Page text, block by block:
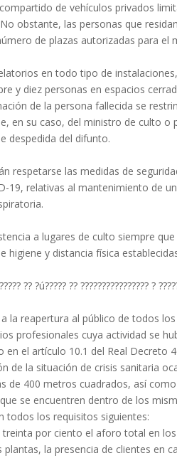
de vehículos privados
obstante, las personas que
de plazas autorizadas para el
en todo tipo de
y diez personas en espacios
de la persona fallecida se
en su caso, del ministro de culto
despedida del difunto.
respetarse las medidas de
19, relativas al mantenimiento de
a lugares de culto siempre
higiene y distancia física
?? ?ú????? ?? ???????????????? ?
la reapertura al público de todos
profesionales cuya actividad se
en el artículo 10.1 del Real Decreto
de la situación de crisis sanitaria
de 400 metros cuadrados, así
se encuentren dentro de los
todos los requisitos siguientes:
treinta por ciento el aforo total en
plantas, la presencia de clientes en